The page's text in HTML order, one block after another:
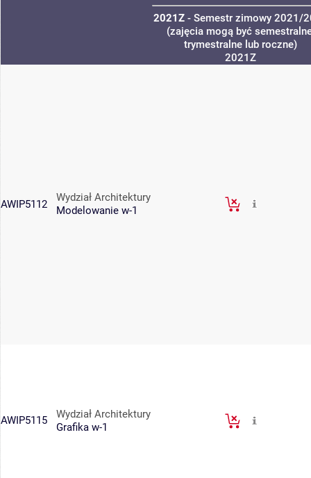
2021Z- Semestr zimowy 2021/
(zajęcia mogą być
trymestralne lub roczne)
2021Z
AWIP5112
Wydział Architektury
Modelowanie w-1
AWIP5115
Wydział Architektury
Grafika w-1